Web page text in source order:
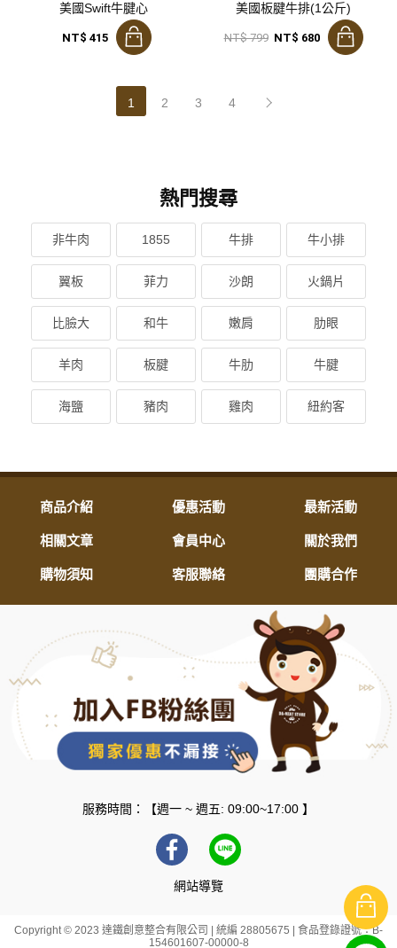
美國Swift牛腱心
NT$ 415
美國板腱牛排(1公斤)
NT$ 799 NT$ 680
1 2 3 4
熱門搜尋
非牛肉 1855 牛排 牛小排
翼板 菲力 沙朗 火鍋片
比臉大 和牛 嫩肩 肋眼
羊肉 板腱 牛肋 牛腱
海鹽 豬肉 雞肉 紐約客
商品介紹 優惠活動 最新活動
相關文章 會員中心 關於我們
購物須知 客服聯絡 團購合作
服務時間：【週一 ~ 週五: 09:00~17:00 】
網站導覽
Copyright © 2023 達鐵創意整合有限公司 | 統編 28805675 | 食品登錄證號：B-
154601607-00000-8